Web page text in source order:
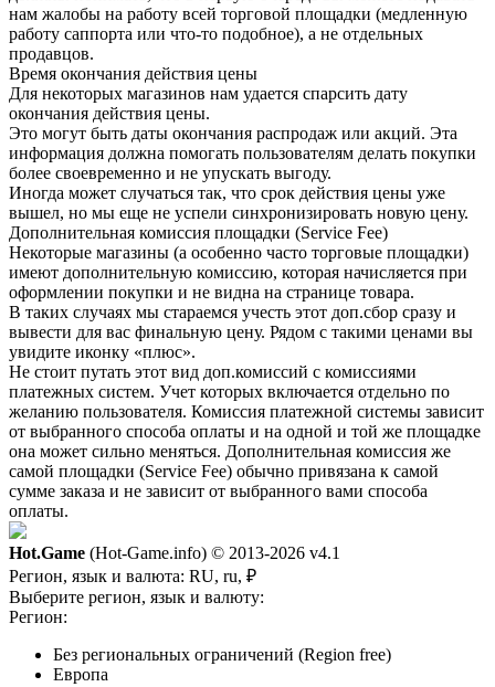
нам жалобы на работу всей торговой площадки (медленную
работу саппорта или что-то подобное), а не отдельных
продавцов.
Время окончания действия цены
Для некоторых магазинов нам удается спарсить дату
окончания действия цены.
Это могут быть даты окончания распродаж или акций. Эта
информация должна помогать пользователям делать покупки
более своевременно и не упускать выгоду.
Иногда может случаться так, что срок действия цены уже
вышел, но мы еще не успели синхронизировать новую цену.
Дополнительная комиссия площадки (Service Fee)
Некоторые магазины (а особенно часто торговые площадки)
имеют дополнительную комиссию, которая начисляется при
оформлении покупки и не видна на странице товара.
В таких случаях мы стараемся учесть этот доп.сбор сразу и
вывести для вас финальную цену. Рядом с такими ценами вы
увидите иконку «плюс».
Не стоит путать этот вид доп.комиссий с комиссиями
платежных систем. Учет которых включается отдельно по
желанию пользователя. Комиссия платежной системы зависит
от выбранного способа оплаты и на одной и той же площадке
она может сильно меняться. Дополнительная комиссия же
самой площадки (Service Fee) обычно привязана к самой
сумме заказа и не зависит от выбранного вами способа
оплаты.
Hot.Game (Hot-Game.info) © 2013-2026 v4.1
Регион, язык и валюта: RU, ru, ₽
Выберите регион, язык и валюту:
Регион:
Без региональных ограничений (Region free)
Европа